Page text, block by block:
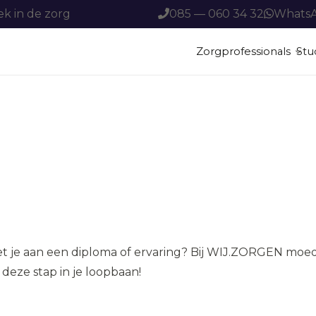
in de zorg 085 — 060 34 32
Zorgprofessionals
aan een diploma of ervaring? Bij WIJ.ZORGEN
stap in je loopbaan!